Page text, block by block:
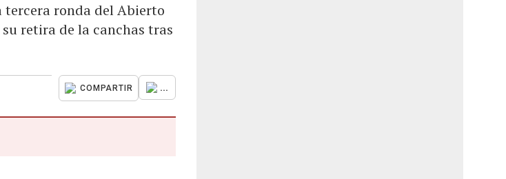
tercera ronda del Abierto
retira de la canchas tras
COMPARTIR ...